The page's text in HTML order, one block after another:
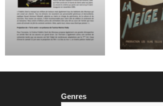
Genres